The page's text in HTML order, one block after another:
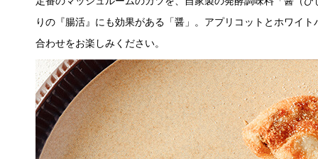
りの『腸活』にも効果がある「醤」。アプリコットとホワイ
合わせをお楽しみください。